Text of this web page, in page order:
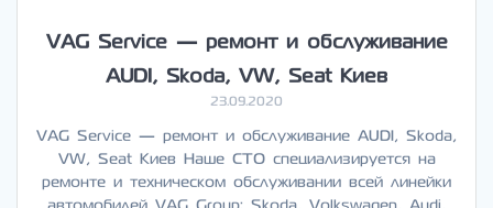
VAG Service — ремонт и обслуживание
AUDI, Skoda, VW, Seat Киев
23.09.2020
VAG Service — ремонт и обслуживание AUDI, Skoda,
VW, Seat Киев Наше СТО специализируется на
ремонте и техническом обслуживании всей линейки